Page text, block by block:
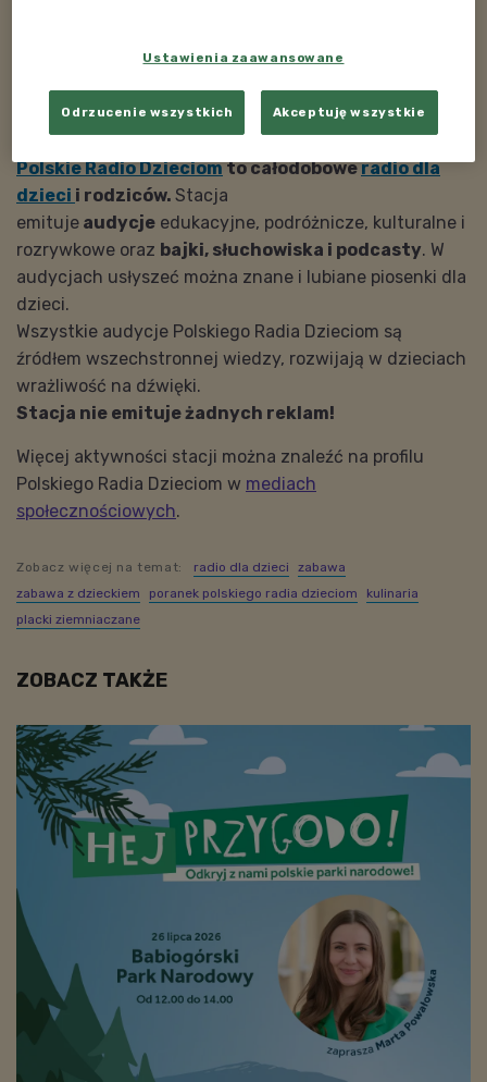
Data emisji: 27.08.2025.
Godzina emisji: 08:00
Polskie Radio Dzieciomto całodoboweradio dla
dzieci i rodziców. Stacja
emituje audycje edukacyjne, podróżnicze, kulturalne i
rozrywkowe oraz bajki, słuchowiska i podcasty. W
audycjach usłyszeć można znane i lubiane piosenki dla
dzieci.
Wszystkie audycje Polskiego Radia Dzieciom są
źródłem wszechstronnej wiedzy, rozwijają w dzieciach
wrażliwość na dźwięki.
Stacja nie emituje żadnych reklam!
Więcej aktywności stacji można znaleźć na profilu
Polskiego Radia Dzieciom w mediach
społecznościowych.
Zobacz więcej na temat: radio dla dzieci
zabawa
zabawa z dzieckiem
poranek polskiego radia dzieciom
kulinaria
placki ziemniaczane
ZOBACZ TAKŻE
Ustawienia zaawansowane
Odrzucenie wszystkich Akceptuję wszystkie